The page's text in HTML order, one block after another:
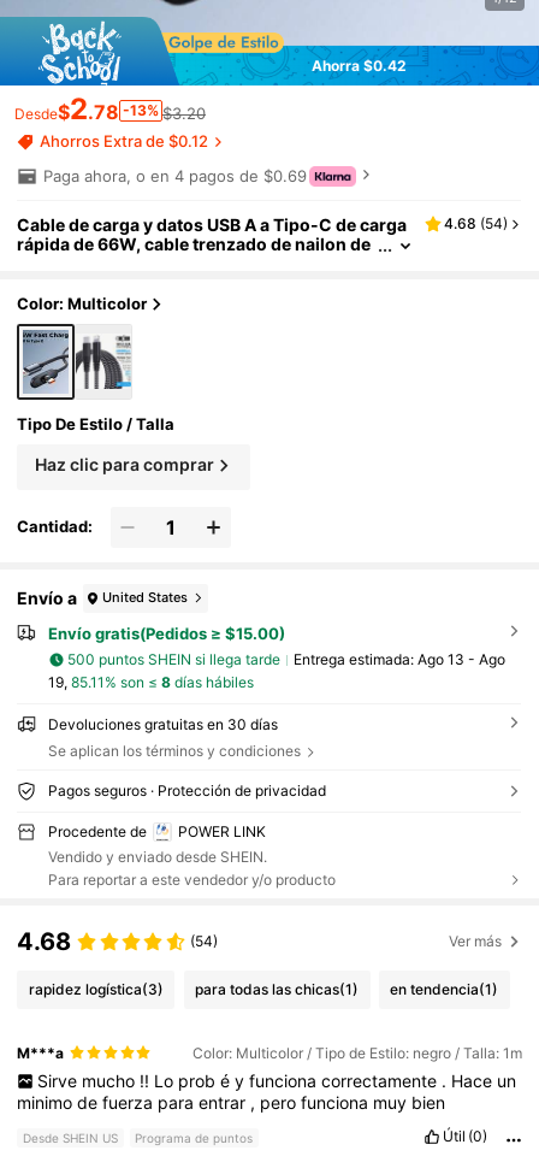
Ahorra $0.42
Desde$2.78 -13% $3.20
Ahorros Extra de $0.12
Paga ahora, o en 4 pagos de $0.69
Cable de carga y datos USB A a Tipo-C de carga
rápida de 66W, cable trenzado de nailon de
Pixel y todos los dispositivos USB-C, adecuado
para carga en el hogar y viajes
4.68 (54)
Color: Multicolor
Tipo De Estilo / Talla
Haz clic para comprar
Cantidad:
Envío a United States
Envío gratis(Pedidos ≥ $15.00)
500 puntos SHEIN si llega tarde Entrega estimada: Ago 13 - Ago
19, 85.11% son ≤ 8días hábiles
Devoluciones gratuitas en 30 días
Se aplican los términos y condiciones
Pagos seguros · Protección de privacidad
Procedente de
POWER LINK
Vendido y enviado desde SHEIN.
Para reportar a este vendedor y/o producto
4.68 (54) Ver más
rapidez logística(3) para todas las chicas(1) en tendencia(1)
M***a Color: Multicolor / Tipo de Estilo: negro / Talla: 1m
Sirve mucho !! Lo prob é y funciona correctamente . Hace un
minimodefuerza paraentrar , perofunciona muy bien
Desde SHEIN US Programa de puntos Útil (0)